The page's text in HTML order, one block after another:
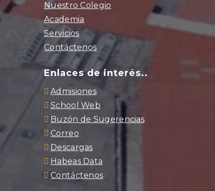
Nuestro Colegio
Academia
Servicios
Contáctenos
Enlaces de interés..
Admisiones
School Web
Buzón de Sugerencias
Correo
Descargas
Habeas Data
Contáctenos